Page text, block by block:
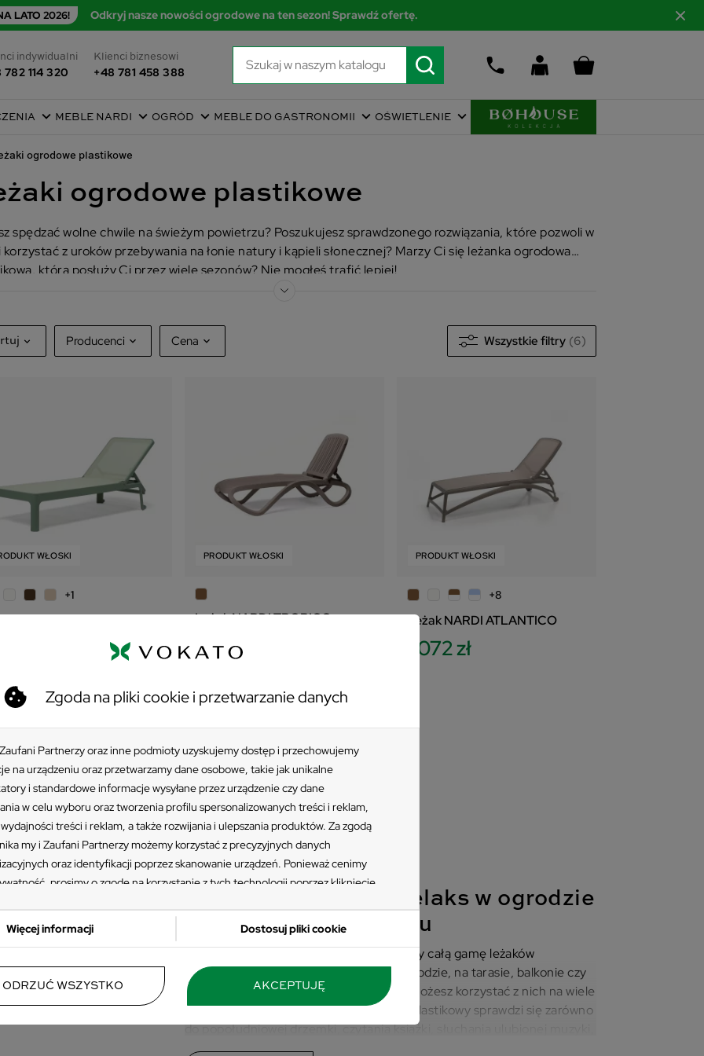
LATO 2026! Odkryj nasze nowości ogrodowe na ten sezon! Sprawdź ofertę.
indywidualni
782 114 320
Klienci biznesowi
+48 781 458 388
Zgoda na pliki cookie i przetwarzanie danych
Partnerzy oraz inne podmioty uzyskujemy dostęp i przechowujemy
na urządzeniu oraz przetwarzamy dane osobowe, takie jak unikalne
i standardowe informacje wysyłane przez urządzenie czy dane
w celu wyboru oraz tworzenia profilu spersonalizowanych treści i reklam,
treści i reklam, a także rozwijania i ulepszania produktów. Za zgodą
my i Zaufani Partnerzy możemy korzystać z precyzyjnych danych
oraz identyfikacji poprzez skanowanie urządzeń. Ponieważ cenimy
prosimy o zgodę na korzystanie z tych technologii poprzez kliknięcie
prywatności znajdujący się w lewym dolnym rogu strony. Niektóre rodzaje
danych nie wymagają zgody użytkownika, ale masz prawo sprzeciwić się
się z poniższymi informacjami, abyś mógł świadomie i komfortowo korzystać z
www. Szczegółowe informacje dotyczące przetwarzania Twoich danych
Więcej informacji Dostosuj pliki cookie
ODRZUĆ WSZYSTKO AKCEPTUJĘ
MEBLE NARDI OGRÓD MEBLE DO GASTRONOMII OŚWIETLENIE
ogrodowe plastikowe
ogrodowe plastikowe
spędzać wolne chwile na świeżym powietrzu? Poszukujesz sprawdzonego rozwiązania, które pozwoli w
korzystać z uroków przebywania na łonie natury i kąpieli słonecznej? Marzy Ci się leżanka ogrodowa
która posłuży Ci przez wiele sezonów? Nie mogłeś trafić lepiej!
od najniższej do najwyższej
od najwyższej do najniższej
magazynie
Producenci
Cena Wszystkie filtry (6)
WŁOSKI
+1
PRODUKT WŁOSKI
Leżak NARDI TROPICO
695 zł
PRODUKT WŁOSKI
+8
Leżak NARDI ATLANTICO
1 072 zł
Leżak plastikowy – relaks w ogrodzie
w najlepszym wydaniu
W naszym asortymencie przygotowaliśmy całą gamę leżaków
plastikowych, które można ustawić w ogrodzie, na tarasie, balkonie czy
nad basenem. W zależności od modelu możesz korzystać z nich na wiele
sposobów. Odpowiednio dobrany leżak plastikowy sprawdzi się zarówno
do popołudniowej drzemki, czytania książki, słuchania ulubionej muzyki,
jak i opalania. Takie meble zawsze będą modne i doskonale komponują